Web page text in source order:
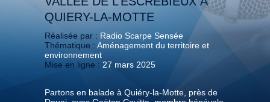
QUIERY-LA-MOTTE
Réalisée par : Radio Scarpe Sensée
Thématique : Aménagement du territoire et
environnement
Mise en ligne : 27 mars 2025
Partons en balade à Quiéry-la-Motte, près de